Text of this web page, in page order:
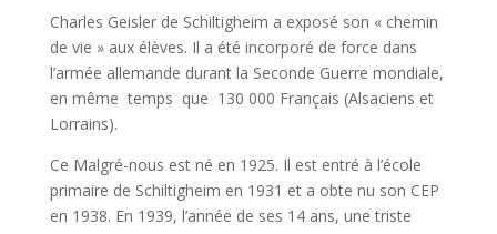
Charles Geisler de Schiltigheim a exposé son « chemin
de vie » aux élèves. Il a été incorporé de force dans
l’armée allemande durant la Seconde Guerre mon­diale,
en même temps que 130 000 Français (Alsaciens et
Lorrains).
Ce Malgré-nous est né en 1925. Il est entré à l’école
primaire de Schiltigheim en 1931 et a obte­ nu son CEP
en 1938. En 1939, l’année de ses 14 ans, une triste